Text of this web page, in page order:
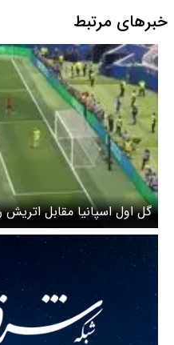
خبرهای مرتبط
گل اول اسپانیا مقابل اتریش